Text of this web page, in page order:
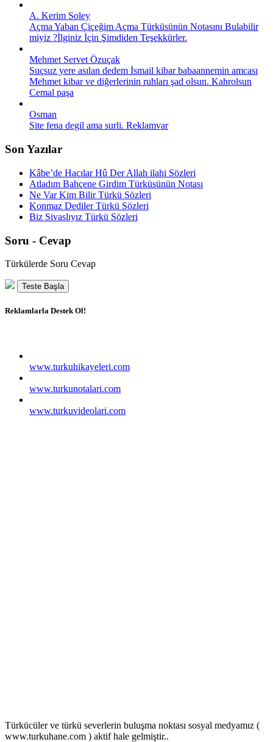
A. Kerim Soley
Açma Yaban Çiçeğim Açma Türküsünün Notasını Bulabilir
miyiz ?İlginiz İçin Şimdiden Teşekkürler.
Mehmet Servet Özuçak
Suçsuz yere asılan dedem İsmail kibar babaannemin amcası
Mehmet kibar ve diğerlerinin ruhları şad olsun. Kahrolsun
Cemal paşa
Osman
Site fena degil ama surli. Reklamvar
Son Yazılar
Kâbe’de Hacılar Hû Der Allah ilahi Sözleri
Atladım Bahçene Girdim Türküsünün Notası
Ne Var Kim Bilir Türkü Sözleri
Konmaz Dediler Türkü Sözleri
Biz Sivaslıyız Türkü Sözleri
Soru - Cevap
Türkülerde Soru Cevap
Teste Başla
Reklamlarla Destek Ol!
www.turkuhikayeleri.com
www.turkunotalari.com
www.turkuvideolari.com
Türkücüler ve türkü severlerin buluşma noktası sosyal medyamız (
www.turkuhane.com ) aktif hale gelmiştir..